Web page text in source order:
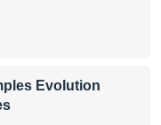
Evolution